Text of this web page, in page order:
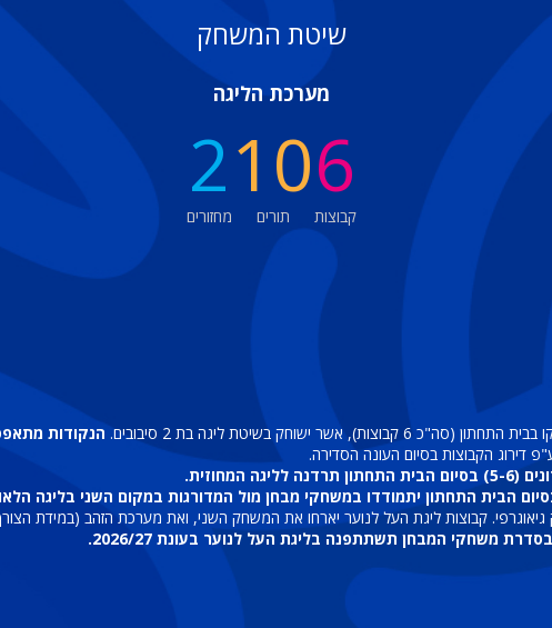
שיטת המשחק
מערכת הליגה
2
מחזורים
10
תורים
6
קבוצות
הנקודות
דירוג הקבוצות בסיום העונה הסדירה.
המחוזית.
הקבוצות אשר תסיימנה במקומות 3-4 בסיום הבית התחתון יתמודדו במשחקי מבחן מול המדורגות
קבוצות ליגת העל לנוער יארחו את המשחק השני, ואת מערכת הזהב (במידת
משחקי המבחן תשתתפנה בליגת העל לנוער בעונת 2026/27.